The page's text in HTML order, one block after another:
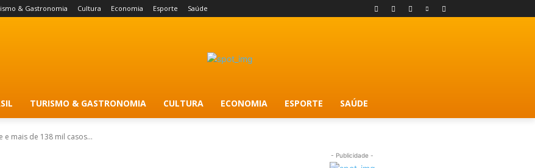
& Gastronomia Cultura Economia Esporte Saúde
TURISMO & GASTRONOMIA CULTURA ECONOMIA ESPORTE SAÚDE
mais de 138 mil casos...
- Publicidade -